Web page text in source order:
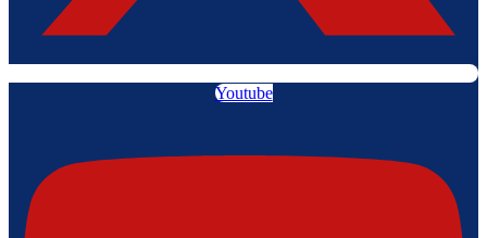
Youtube